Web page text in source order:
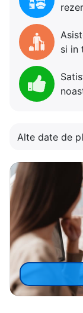
si in
Alte date de